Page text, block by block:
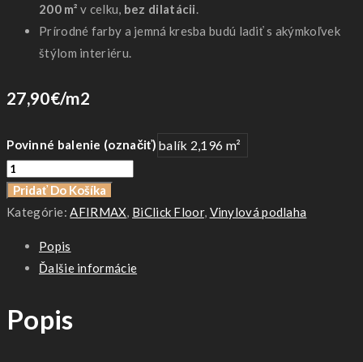
200 m² v celku, bez dilatácii
Prírodné farby a jemná kresba budú ladiť s akýmkoľvek
štýlom interiéru.
27,90€/m2
Povinné balenie (označiť) balík 2,196 m²
množstvo
Dub
Scandinavian
Pridať Do Košíka
Kategórie: AFIRMAX, BiClick Floor, Vinylová podlaha
Popis
Ďalšie informácie
Popis